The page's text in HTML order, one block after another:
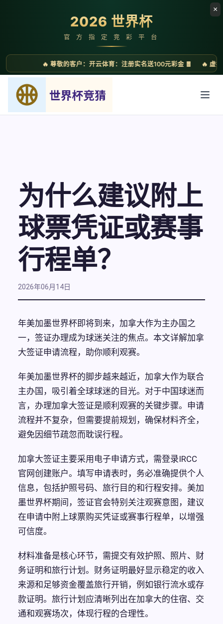
为什么建议附上
球票凭证或赛事
行程单？
2026年06月14日
年美加墨世界杯即将到来，加拿大作为主办国之
一，签证办理成为球迷关注的焦点。本文详解加拿
大签证申请流程，助你顺利观赛。
年美加墨世界杯的脚步越来越近，加拿大作为联合
主办国，吸引着全球球迷的目光。对于中国球迷而
言，办理加拿大签证是顺利观赛的关键步骤。申请
流程并不复杂，但需要提前规划，确保材料齐全，
避免因细节疏忽而耽误行程。
加拿大签证主要采用电子申请方式，需登录IRCC
官网创建账户。填写申请表时，务必准确提供个人
信息，包括护照号码、旅行目的和行程安排。美加
墨世界杯期间，签证官会特别关注观赛意图，建议
在申请中附上球票购买凭证或赛事行程单，以增强
可信度。
材料准备是核心环节，需提交有效护照、照片、财
务证明和旅行计划。财务证明最好显示稳定的收入
来源和足够资金覆盖旅行开销，例如银行流水或存
款证明。旅行计划应清晰列出在加拿大的住宿、交
通和观赛场次，体现行程的合理性。